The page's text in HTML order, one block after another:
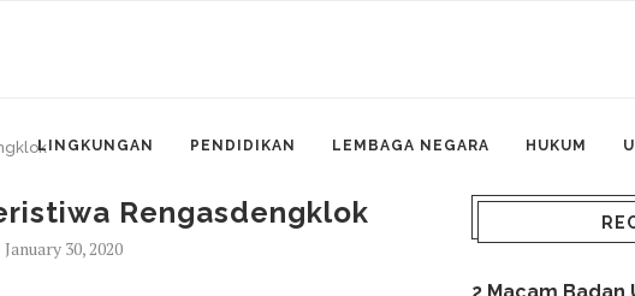
LINGKUNGAN PENDIDIKAN LEMBAGA NEGARA HUKUM
Rengasdengklok
January 30, 2020